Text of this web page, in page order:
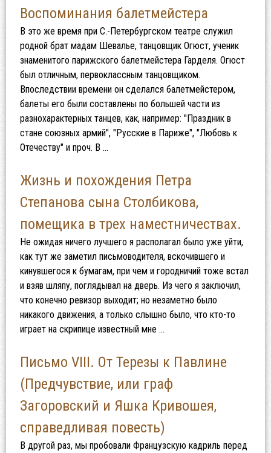
Воспоминания балетмейстера
В это же время при С.-Петербургском театре служил
родной брат мадам Шевалье, танцовщик Огюст, ученик
знаменитого парижского балетмейстера Гарделя. Огюст
был отличным, первоклассным танцовщиком.
Впоследствии времени он сделался балетмейстером,
балеты его были составлены по большей части из
разнохарактерных танцев, как, например: "Праздник в
стане союзных армий", "Русские в Париже", "Любовь к
Отечеству" и проч. В …
Жизнь и похождения Петра
Степанова сына Столбикова,
помещика в трех наместничествах.
Не ожидая ничего лучшего я располагал было уже уйти,
как тут же заметил письмоводителя, вскочившего и
кинувшегося к бумагам, при чем и городничий тоже встал
и взяв шляпу, поглядывал на дверь. Из чего я заключил,
что конечно ревизор выходит; но незаметно было
никакого движения, а только слышно было, что кто-то
играет на скрипице известный мне …
Письмо VIII. От Терезы к Павлине
(Предчувствие, или граф
Загоровский и Яшка Кривошея,
справедливая повесть)
В другой раз, мы пробовали Французскую кадриль перед